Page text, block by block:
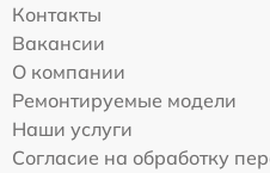
Контакты
Вакансии
О компании
Ремонтируемые модели
Наши услуги
Согласие на обработку